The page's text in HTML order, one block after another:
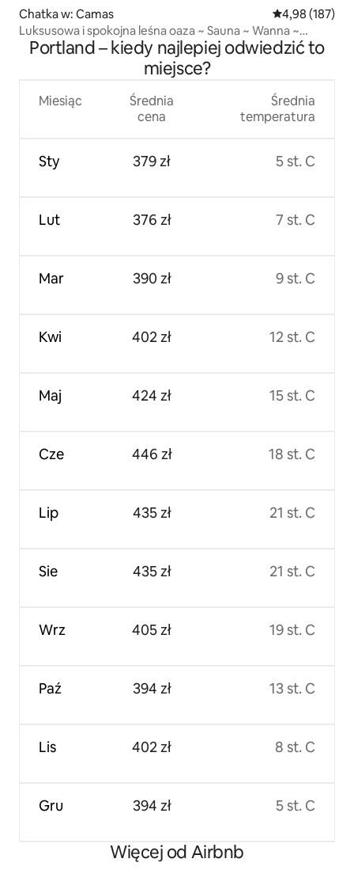
Chatka w: Camas Średnia
4,98 (187)
Luksusowa i spokojna leśna oaza ~ Sauna ~ Wanna ~
Koszykówka
Portland – kiedy najlepiej odwiedzić to
miejsce?
Miesiąc
Sty
Lut
Mar
Kwi
Maj
Cze
Lip
Sie
Wrz
Paź
Lis
Gru
Średnia
cena
379 zł
376 zł
390 zł
402 zł
424 zł
446 zł
435 zł
435 zł
405 zł
394 zł
402 zł
394 zł
Średnia
temperatura
5 st. C
7 st. C
9 st. C
12 st. C
15 st. C
18 st. C
21 st. C
21 st. C
19 st. C
13 st. C
8 st. C
5 st. C
Więcej od Airbnb